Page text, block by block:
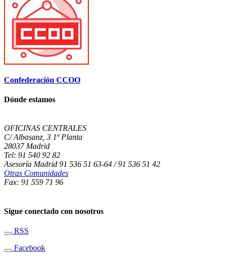
Confederación CCOO
Dónde estamos
OFICINAS CENTRALES
C/ Albasanz, 3 1º Planta
28037 Madrid
Tel: 91 540 92 82
Asesoría Madrid 91 536 51 63-64 / 91 536 51 42
Otras Comunidades
Fax: 91 559 71 96
Sigue conectado con nosotros
RSS
Facebook